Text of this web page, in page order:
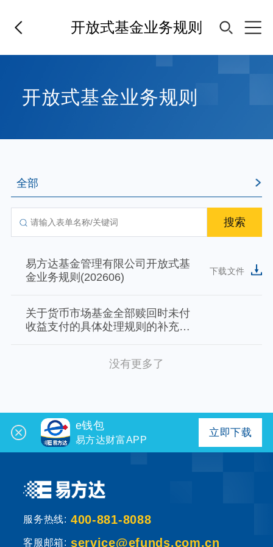
开放式基金业务规则
指数专区
FOF
个人养老金
投资顾问
客服中心
English
开放式基金业务规则
全部
搜索
易方达基金管理有限公司开放式基
金业务规则(202606)
下载文件
关于货币市场基金全部赎回时未付
收益支付的具体处理规则的补充说
没有更多了
e钱包
易方达财富APP
立即下载
服务热线: 400-881-8088
客服邮箱: service@efunds.com.cn